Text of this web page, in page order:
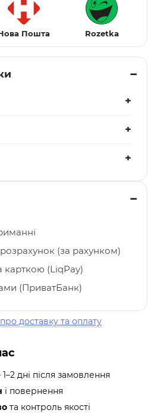
Пошта Rozetka
(за рахунком)
карткою (LiqPay)
(ПриватБанк)
доставку та оплату
дні після замовлення
і повернення
та контроль якості